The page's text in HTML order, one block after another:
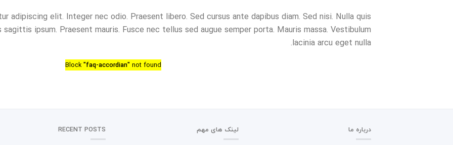
adipiscing elit. Integer nec odio. Praesent libero. Sed cursus ante dapibus diam. Sed nisi. Nulla quis
ipsum. Praesent mauris. Fusce nec tellus sed augue semper porta. Mauris massa. Vestibulum
lacinia arcu eget nulla.
Block"faq-accordian"not found
درباره ما
لینک های مهم RECENT POSTS